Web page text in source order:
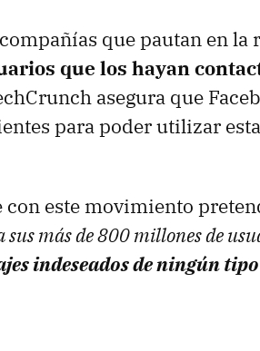
que pautan en la
que los hayan
asegura que
para poder utilizar
con este movimiento
más de 800 millones de
indeseados de ningún tipo